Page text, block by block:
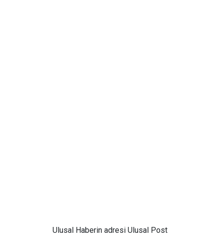
Ulusal Haberin adresi Ulusal Post